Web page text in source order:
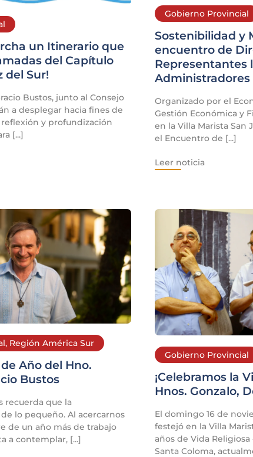
un Itinerario que
del Capítulo
del Sur!
Bustos, junto al Consejo
a desplegar hacia fines de
y profundización
[...]
Gobierno Provincial
Sostenibilidad y
encuentro de
Representantes
Administradores
Organizado por el
Gestión Económica y
en la Villa Marista San
el Encuentro de [...]
Leer noticia
, Región América Sur
Año del Hno.
Bustos
recuerda que la
lo pequeño. Al acercarnos
de un año más de trabajo
a contemplar, [...]
Gobierno Provincial
¡Celebramos la
Hnos. Gonzalo,
El domingo 16 de
festejó en la Villa
años de Vida
Santa Coloma,